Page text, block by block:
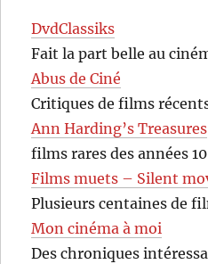
DvdClassiks
Fait la part belle au
Abus de Ciné
Critiques de films
Ann Harding’s Treasures
films rares des années
Films muets – Silent
Plusieurs centaines de
Mon cinéma à moi
Des chroniques